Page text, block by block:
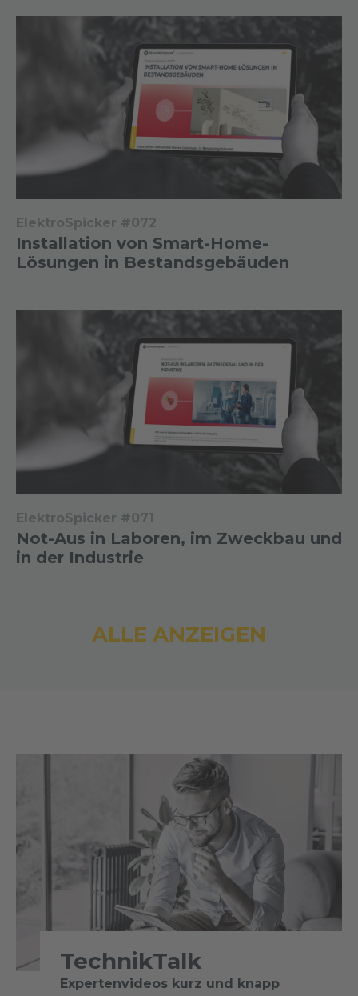
ElektroSpicker #072
Installation von Smart-Home-
Lösungen in Bestandsgebäuden
ElektroSpicker #071
Not-Aus in Laboren, im Zweckbau und
in der Industrie
ALLE ANZEIGEN
TechnikTalk
Expertenvideos kurz und knapp